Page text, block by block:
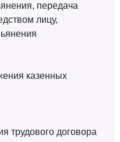
передача
лицу,
казенных
трудового договора